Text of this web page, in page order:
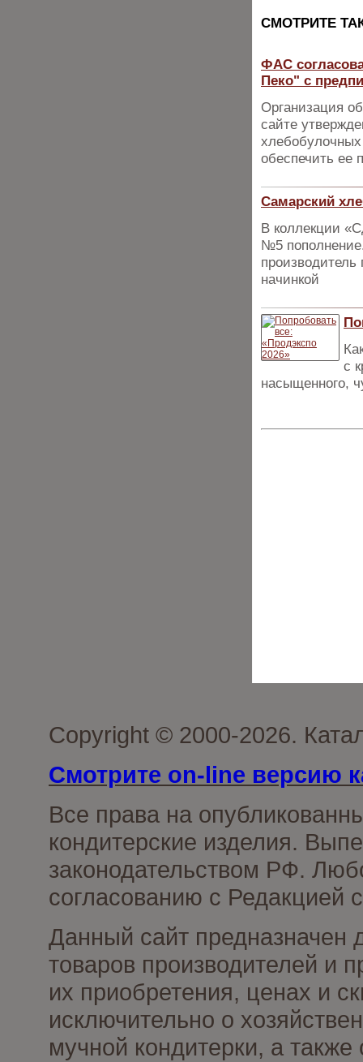
CМОТРИТЕ
ФАС
Пеко" с
Организация
сайте
обеспечить ее
Самарский
В коллекции
№5
начинкой
с
насыщенного,
Copyright © 2000-2026.
Смотрите on-line версию
Все права на
кондитерские изделия.
законодательством РФ.
согласованию с Редакцией
Данный сайт предназначен
товаров производителей и
их приобретения, ценах и
исключительно о
мучной кондитерки, а